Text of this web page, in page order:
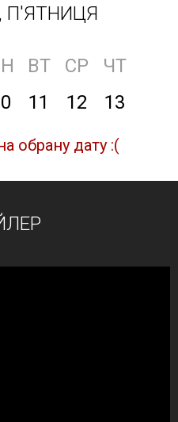
П'ЯТНИЦЯ
ВТ СР
ЧТ
11 12 13
обрану дату :(